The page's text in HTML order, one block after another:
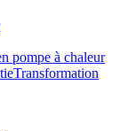
pompe à chaleur
Transformation